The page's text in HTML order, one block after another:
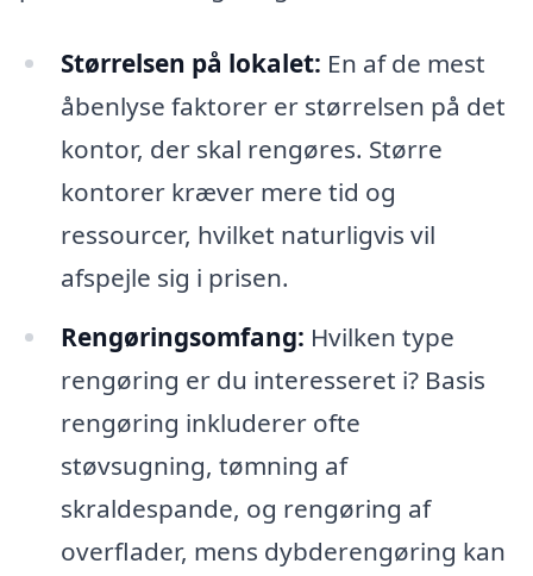
Størrelsen på lokalet: En af de mest
åbenlyse faktorer er størrelsen på det
kontor, der skal rengøres. Større
kontorer kræver mere tid og
ressourcer, hvilket naturligvis vil
afspejle sig i prisen.
Rengøringsomfang: Hvilken type
rengøring er du interesseret i? Basis
rengøring inkluderer ofte
støvsugning, tømning af
skraldespande, og rengøring af
overflader, mens dybderengøring kan